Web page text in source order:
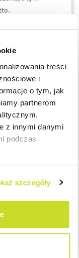
treści
i
o tym, jak
partnerom
z innymi danymi
podczas
szczegóły
2 ustawy o
co również jest
do
możliwe tylko u
do